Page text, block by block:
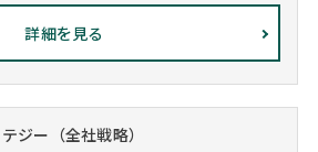
詳細を見る
ジー（全社戦略）